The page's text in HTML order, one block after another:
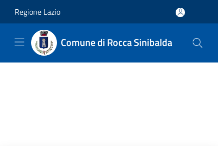
Regione Lazio
Comune di Rocca Sinibalda